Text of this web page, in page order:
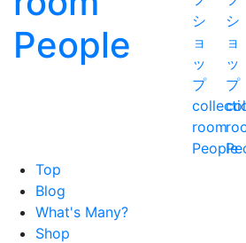
Top
Blog
What's Many?
Shop